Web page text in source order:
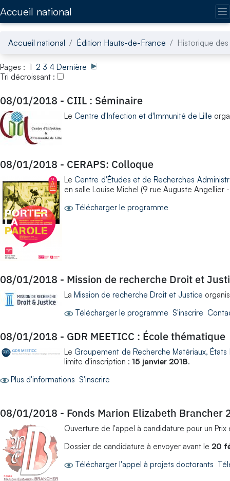
Accueil national
Accueil national Édition Hauts-de-France Historique
Pages : 1 2 3 4 Dernière
Tri décroissant :
08/01/2018 - CIIL : Séminaire
Le Centre d'Infection et d'Immunité de Lille
08/01/2018 - CERAPS: Colloque
Le Centre d'Études et de Recherches
en salle Louise Michel (9 rue Auguste
Télécharger le programme
08/01/2018 - Mission de recherche Droit et
La Mission de recherche Droit et Justice
Télécharger le programme S'inscrire
08/01/2018 - GDR MEETICC : École thématique
Le Groupement de Recherche Matériaux,
limite d'inscription : 15 janvier 2018.
Plus d'informations S'inscrire
08/01/2018 - Fonds Marion Elizabeth Brancher
Ouverture de l'appel à candidature pour un
Dossier de candidature à envoyer avant le 20
Télécharger l'appel à projets doctorants